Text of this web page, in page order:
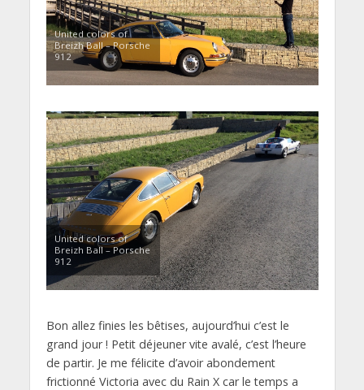
United colors of
Breizh Ball – Porsche
912
United colors of
Breizh Ball – Porsche
912
Bon allez finies les bêtises, aujourd’hui c’est le
grand jour ! Petit déjeuner vite avalé, c’est l’heure
de partir. Je me félicite d’avoir abondement
frictionné Victoria avec du Rain X car le temps a